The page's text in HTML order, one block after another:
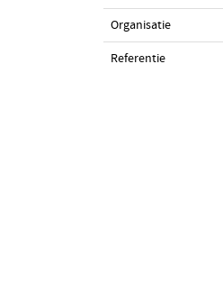
Organisatie
Referentie